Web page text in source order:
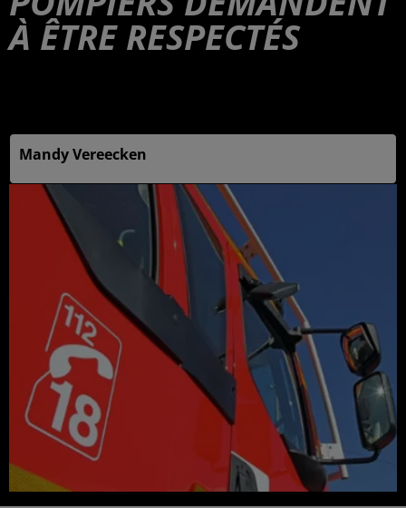
À ÊTRE RESPECTÉS
Mandy Vereecken